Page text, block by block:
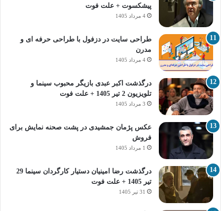
پیشکسوت + علت فوت
4 مرداد 1405
طراحی سایت در دزفول با طراحی حرفه‌ ای و
مدرن
4 مرداد 1405
درگذشت اکبر عبدی بازیگر محبوب سینما و
تلویزیون 2 تیر 1405 + علت فوت
3 مرداد 1405
عکس پژمان جمشیدی در پشت صحنه نمایش برای
فروش
1 مرداد 1405
درگذشت رضا امینیان دستیار کارگردان سینما 29
تیر 1405 + علت فوت
31 تیر 1405